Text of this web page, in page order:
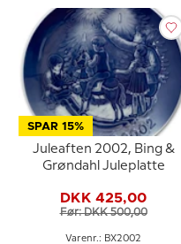
SPAR 15%
Juleaften 2002, Bing &
Grøndahl Juleplatte
DKK 425,00
Før: DKK 500,00
Varenr.: BX2002